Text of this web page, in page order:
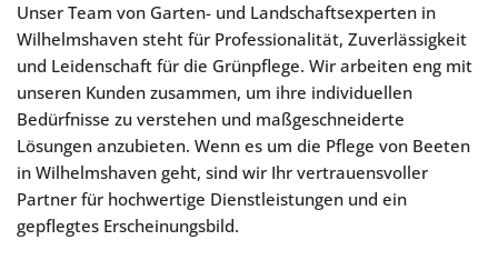
Unser Team von Garten- und Landschaftsexperten in
Wilhelmshaven steht für Professionalität, Zuverlässigkeit
und Leidenschaft für die Grünpflege. Wir arbeiten eng mit
unseren Kunden zusammen, um ihre individuellen
Bedürfnisse zu verstehen und maßgeschneiderte
Lösungen anzubieten. Wenn es um die Pflege von Beeten
in Wilhelmshaven geht, sind wir Ihr vertrauensvoller
Partner für hochwertige Dienstleistungen und ein
gepflegtes Erscheinungsbild.